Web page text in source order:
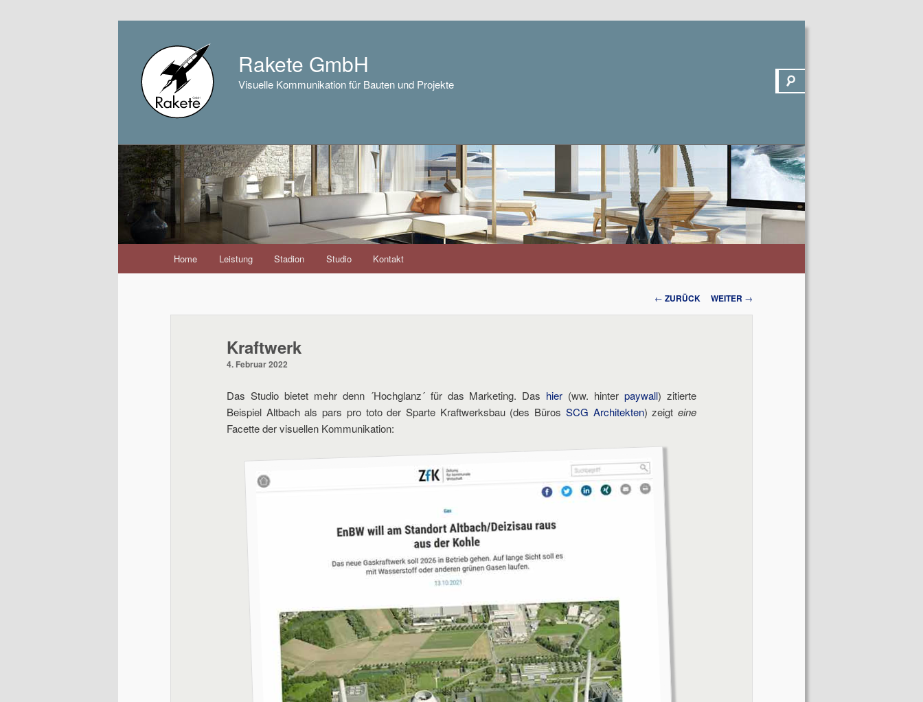
Rakete GmbH
Visuelle Kommunikation für Bauten und Projekte
Zum
Home Leistung Stadion Studio Kontakt
Beitrags-
Navigation
← ZURÜCK WEITER →
Kraftwerk
4. Februar 2022
Das Studio bietet mehr denn ´Hochglanz´ für das Marketing. Das hier (ww. hinter paywall) zitierte
Beispiel Altbach als pars pro toto der Sparte Kraftwerksbau (des Büros SCG Architekten) zeigt eine
Facette der visuellen Kommunikation: